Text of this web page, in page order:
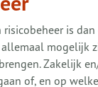
is
mogelijk
Zakelijk
of, en op